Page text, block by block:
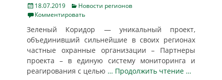
Posted
on
18.07.2019 Categories
Новости регионов
Комментировать
Зеленый Коридор — уникальный проект,
объединивший сильнейшие в своих регионах
частные охранные организации – Партнеры
проекта – в единую систему мониторинга и
реагирования с целью … Продолжить чтение …